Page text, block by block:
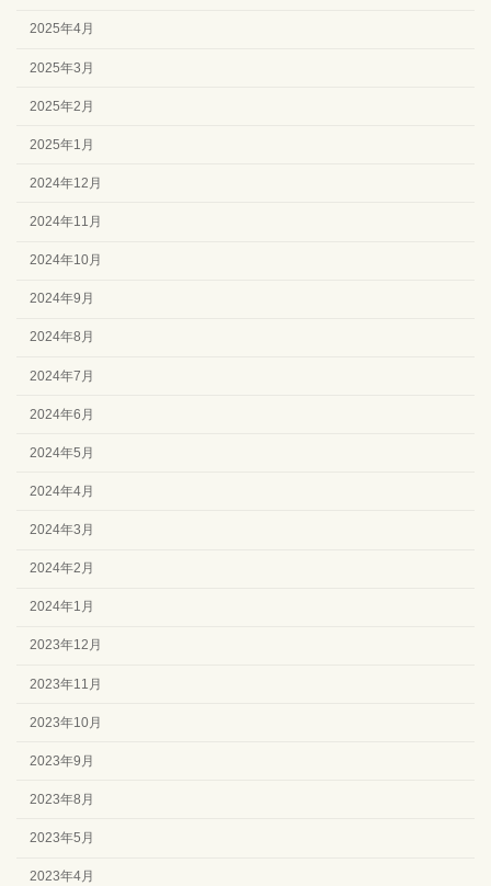
2025年4月
2025年3月
2025年2月
2025年1月
2024年12月
2024年11月
2024年10月
2024年9月
2024年8月
2024年7月
2024年6月
2024年5月
2024年4月
2024年3月
2024年2月
2024年1月
2023年12月
2023年11月
2023年10月
2023年9月
2023年8月
2023年5月
2023年4月